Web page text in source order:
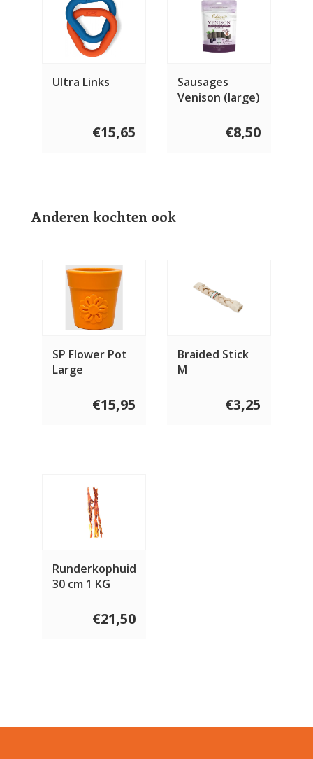
Ultra Links
€15,65
Sausages
Venison (large)
€8,50
Anderen kochten ook
SP Flower Pot
Large
€15,95
Braided Stick
M
€3,25
Runderkophuid
30 cm 1 KG
€21,50